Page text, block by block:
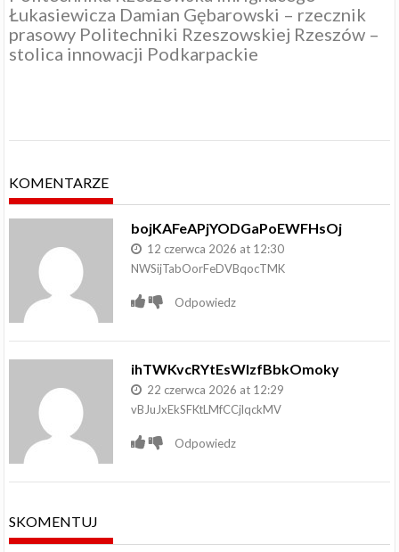
Łukasiewicza Damian Gębarowski – rzecznik
prasowy Politechniki Rzeszowskiej Rzeszów –
stolica innowacji Podkarpackie
KOMENTARZE
bojKAFeAPjYODGaPoEWFHsOj
12 czerwca 2026 at 12:30
NWSijTabOorFeDVBqocTMK
Odpowiedz
ihTWKvcRYtEsWlzfBbkOmoky
22 czerwca 2026 at 12:29
vBJuJxEkSFKtLMfCCjlqckMV
Odpowiedz
SKOMENTUJ